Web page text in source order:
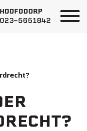
HOOFDDORP
023-5651842